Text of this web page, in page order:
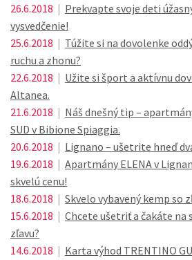
26.6.2018 | Prekvapte svoje deti
vysvedčenie!
25.6.2018 | Túžite si na dovolenke
ruchu a zhonu?
22.6.2018 | Užite si šport a aktívnu
Altanea.
21.6.2018 | Náš dnešný tip –
SUD v Bibione Spiaggia.
20.6.2018 | Lignano – ušetrite hneď
19.6.2018 | Apartmány ELENA v
skvelú cenu!
18.6.2018 | Skvelo vybavený kemp so
15.6.2018 | Chcete ušetriť a čakáte
zľavu?
14.6.2018 | Karta výhod TRENTINO